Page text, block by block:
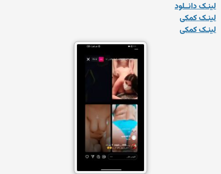
لینـک دانــلود
لینـک کمکی
لینـک کمکی